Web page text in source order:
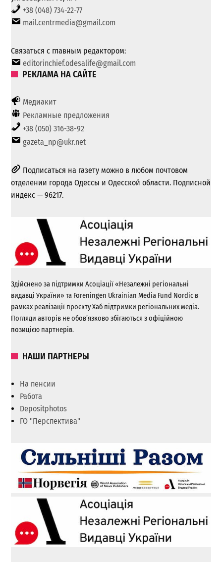
+38 (048) 734-22-77
mail.centrmedia@gmail.com
Связаться с главным редактором:
editorinchief.odesalife@gmail.com
РЕКЛАМА НА САЙТЕ
Медиакит
Рекламные предложения
+38 (050) 316-38-92
gazeta_np@ukr.net
Подписаться на газету можно в любом почтовом
отделении города Одессы и Одесской области. Подписной
индекс — 96217.
Здійснено за підтримки Асоціації «Незалежні регіональні
видавці України» та Foreningen Ukrainian Media Fund Nordic в
рамках реалізації проєкту Хаб підтримки регіональних медіа.
Погляди авторів не обов’язково збігаються з офіційною
позицією партнерів.
НАШИ ПАРТНЕРЫ
На пенсии
Работа
Depositphotos
ГО "Перспектива"